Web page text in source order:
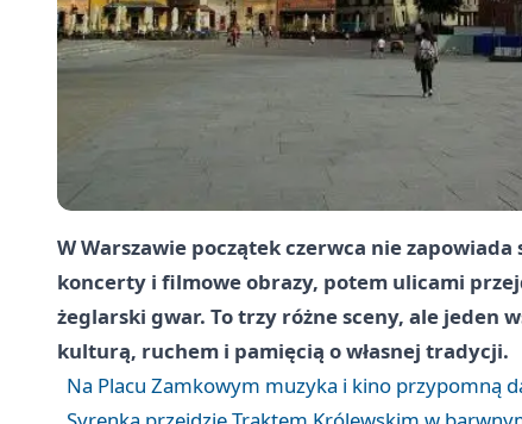
W Warszawie początek czerwca nie
koncerty i filmowe obrazy, potem ulicami
żeglarski gwar. To trzy różne sceny, ale jeden
kulturą, ruchem i pamięcią o własnej tradycji.
Na Placu Zamkowym muzyka i kino przypomną